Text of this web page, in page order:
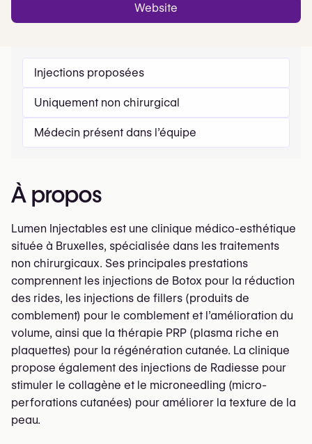
Website
Injections proposées
Uniquement non chirurgical
Médecin présent dans l’équipe
À propos
Lumen Injectables est une clinique médico-esthétique
située à Bruxelles, spécialisée dans les traitements
non chirurgicaux. Ses principales prestations
comprennent les injections de Botox pour la réduction
des rides, les injections de fillers (produits de
comblement) pour le comblement et l’amélioration du
volume, ainsi que la thérapie PRP (plasma riche en
plaquettes) pour la régénération cutanée. La clinique
propose également des injections de Radiesse pour
stimuler le collagène et le microneedling (micro-
perforations cutanées) pour améliorer la texture de la
peau.